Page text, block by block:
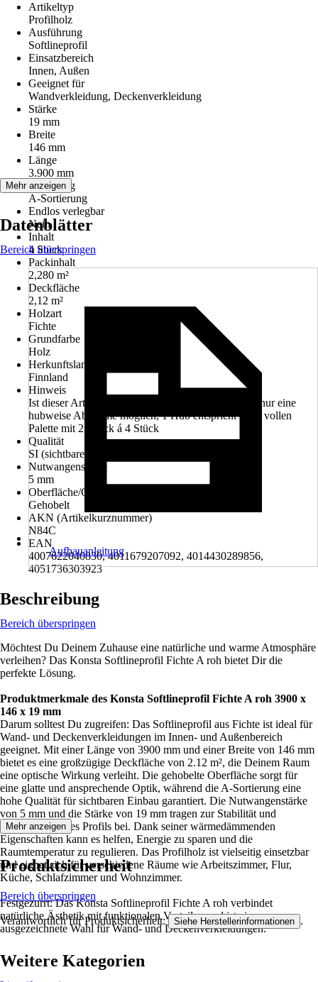
Artikeltyp
Profilholz
Ausführung
Softlineprofil
Einsatzbereich
Innen, Außen
Geeignet für
Wandverkleidung, Deckenverkleidung
Stärke
19 mm
Breite
146 mm
Länge
3.900 mm
Sortierung
A-Sortierung
Endlos verlegbar
Nein
Inhalt
4 Stück
Packinhalt
2,280 m²
Deckfläche
2,12 m²
Holzart
Fichte
Grundfarbe
Holz
Herkunftsland
Finnland
Hinweis
Ist dieser Artikel in Ihrem Markt nicht am Lager, ist nur eine
hubweise Abnahme möglich, 1 Hub entspricht einer vollen
Palette mit 21 Pack á 4 Stück
Qualität
SI (sichtbarer Einbau)
Nutwangenstärke
5 mm
Oberfläche/Oberflächenbehandlung
Gehobelt
AKN (Artikelkurznummer)
N84C
EAN
4007622040830, 4011679207092, 4014430289856,
4051736303923
Mehr anzeigen
Datenblätter
Bereich überspringen
Aufbauanleitung
Beschreibung
Bereich überspringen
Möchtest Du Deinem Zuhause eine natürliche und warme Atmosphäre
verleihen? Das Konsta Softlineprofil Fichte A roh bietet Dir die
perfekte Lösung.
Produktmerkmale des Konsta Softlineprofil Fichte A roh 3900 x
146 x 19 mm
Darum solltest Du zugreifen: Das Softlineprofil aus Fichte ist ideal für
Wand- und Deckenverkleidungen im Innen- und Außenbereich
geeignet. Mit einer Länge von 3900 mm und einer Breite von 146 mm
bietet es eine großzügige Deckfläche von 2.12 m², die Deinem Raum
eine optische Wirkung verleiht. Die gehobelte Oberfläche sorgt für
eine glatte und ansprechende Optik, während die A-Sortierung eine
hohe Qualität für sichtbaren Einbau garantiert. Die Nutwangenstärke
von 5 mm und die Stärke von 19 mm tragen zur Stabilität und
Langlebigkeit des Profils bei. Dank seiner wärmedämmenden
Eigenschaften kann es helfen, Energie zu sparen und die
Raumtemperatur zu regulieren. Das Profilholz ist vielseitig einsetzbar
und eignet sich für verschiedene Räume wie Arbeitszimmer, Flur,
Küche, Schlafzimmer und Wohnzimmer.
Festgezurrt: Das Konsta Softlineprofil Fichte A roh verbindet
natürliche Ästhetik mit funktionalen Vorteilen und ist eine
ausgezeichnete Wahl für Wand- und Deckenverkleidungen.
Mehr anzeigen
Produktsicherheit
Bereich überspringen
Verantwortlich für Produktsicherheit: Siehe Herstellerinformationen .
Weitere Kategorien